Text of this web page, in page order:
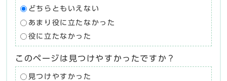
どちらともいえない
あまり役に立たなかった
役に立たなかった
このページは見つけやすかったですか？
見つけやすかった